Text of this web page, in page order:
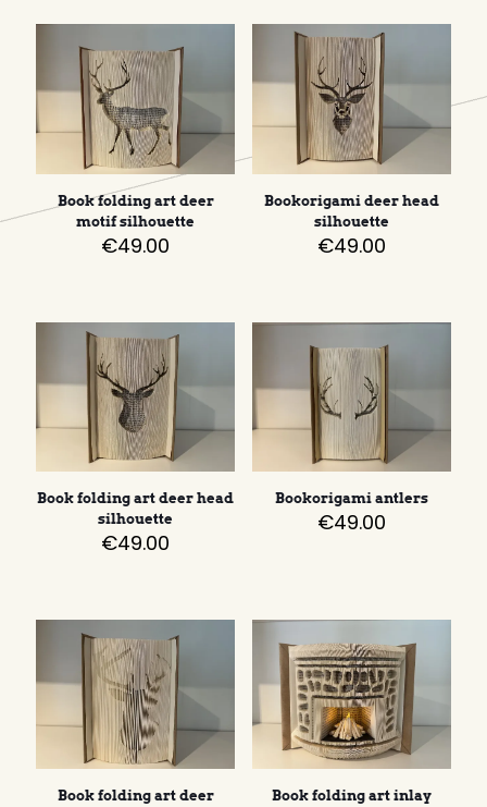
Book folding art deer
motif silhouette
€49.00
Bookorigami deer head
silhouette
€49.00
Book folding art deer head
silhouette
€49.00
Bookorigami antlers
€49.00
Book folding art deer
Book folding art inlay